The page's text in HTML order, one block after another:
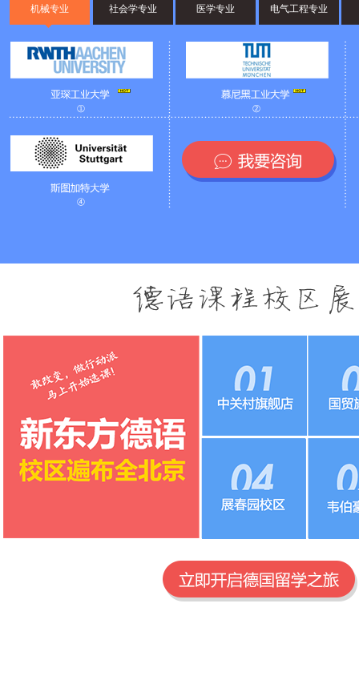
社会学专业 医学专业 电气工程专业
机械专业
中关村大街15号创业公
社中关村国际创客中心
B1-D08
朝阳区建
惠普
北四环路283号科技楼0-5
层
北京市海
韦伯豪